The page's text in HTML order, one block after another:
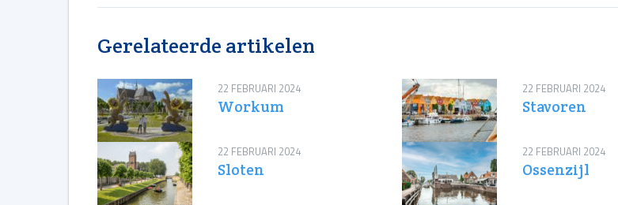
Gerelateerde artikelen
22 FEBRUARI 2024
Workum
22 FEBRUARI 2024
Stavoren
22 FEBRUARI 2024
Sloten
22 FEBRUARI 2024
Ossenzijl